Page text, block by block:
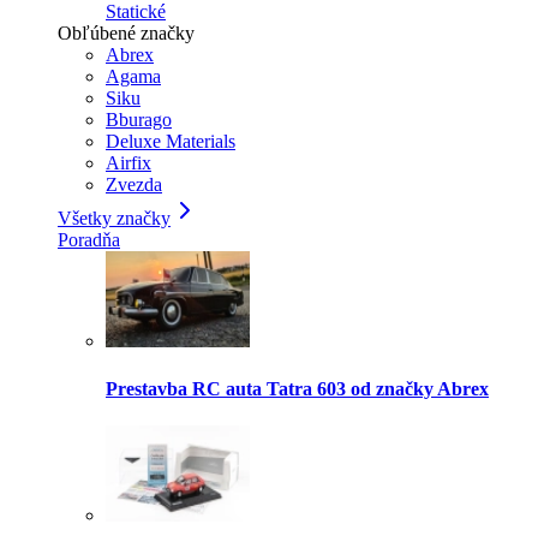
Statické
Obľúbené značky
Abrex
Agama
Siku
Bburago
Deluxe Materials
Airfix
Zvezda
Všetky značky
Poradňa
Prestavba RC auta Tatra 603 od značky Abrex